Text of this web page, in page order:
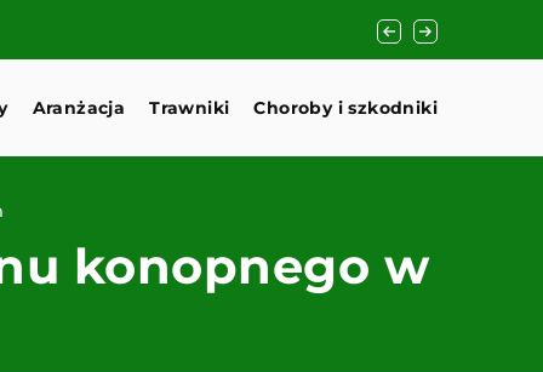
Jak wybrać
Aranżacja Trawniki Choroby i szkodniki
konopnego w